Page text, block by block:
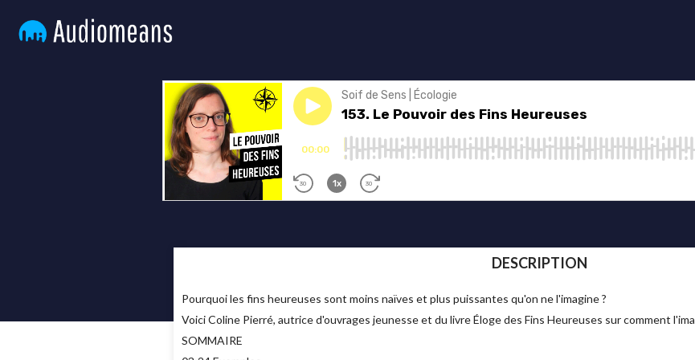
DESCRIPTION
Pourquoi les fins heureuses sont moins naïves et plus puissantes qu'on ne l'imagine ?
Voici Coline Pierré, autrice d'ouvrages jeunesse et du livre Éloge des Fins Heureuses sur comment
SOMMAIRE